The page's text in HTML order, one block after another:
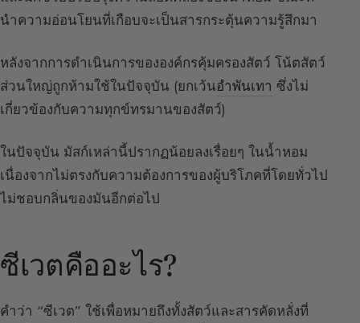
นำความอ่อนโยนที่เกือบจะเป็นสารกระตุ้นความรู้สึกมา
หลังจากการดำเนินการขององค์กรคุ้มครองสัตว์ โน้ตสัตว์
ส่วนใหญ่ถูกห้ามใช้ในปัจจุบัน (ยกเว้นอำพันเทา ซึ่งไม่
เกี่ยวข้องกับความทุกข์ทรมานของสัตว์)
ในปัจจุบัน มัสก์เหล่านี้ปรากฏน้อยลงเรื่อยๆ ในน้ำหอม
เนื่องจากไม่ตรงกับความต้องการของผู้บริโภคที่โดยทั่วไป
ไม่ชอบกลิ่นของมันอีกต่อไป
ซีเวตคืออะไร?
คำว่า “ซีเวต” ใช้เพื่อหมายถึงทั้งสัตว์และสารคัดหลั่งที่